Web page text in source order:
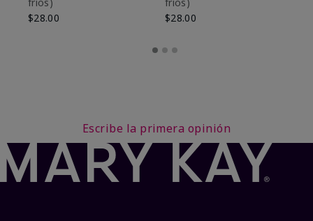
$28.00
$28.00
Escribe la primera opinión